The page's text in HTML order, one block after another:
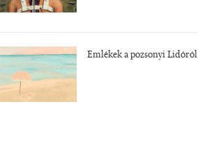
Emlékek a pozsonyi Lidóról